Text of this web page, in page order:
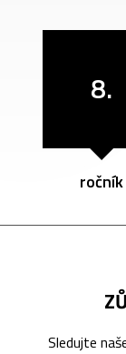
8.
ročník
Sledujte